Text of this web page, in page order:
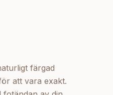
färgad
att vara exakt.